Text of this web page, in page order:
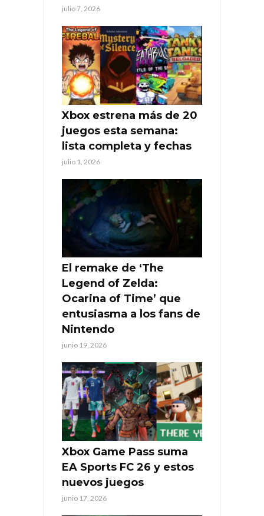
julio 7, 2026
Xbox estrena más de 20
juegos esta semana:
lista completa y fechas
julio 1, 2026
El remake de ‘The
Legend of Zelda:
Ocarina of Time’ que
entusiasma a los fans de
Nintendo
junio 19, 2026
Xbox Game Pass suma
EA Sports FC 26 y estos
nuevos juegos
junio 17, 2026